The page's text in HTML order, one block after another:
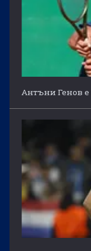
Антъни Генов